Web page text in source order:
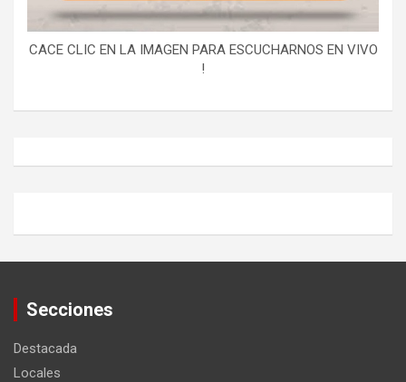
CACE CLIC EN LA IMAGEN PARA ESCUCHARNOS EN VIVO
!
Secciones
Destacada
Locales